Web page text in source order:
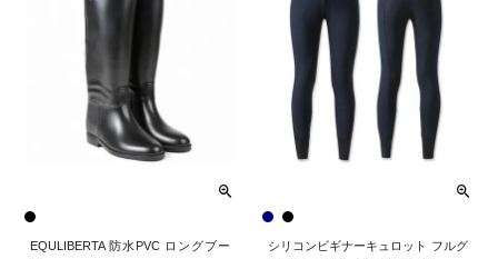
EQULIBERTA 防水PVC ロングブー
シリコンビギナーキュロット フルグ